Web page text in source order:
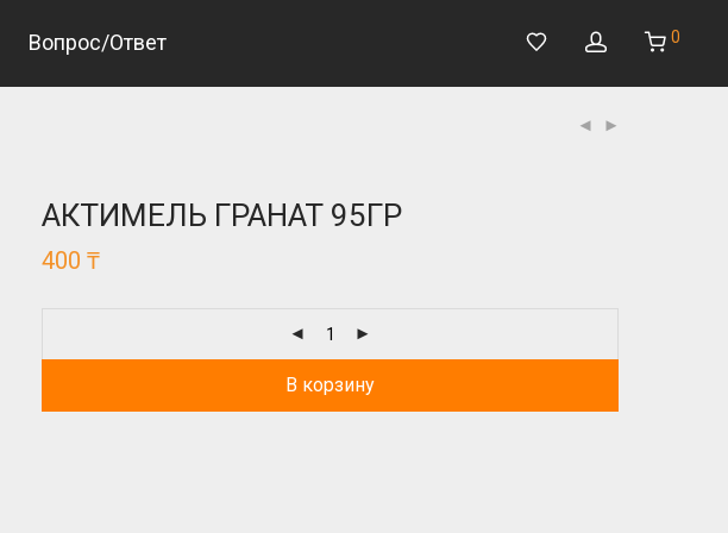
Вопрос/Ответ 0
АКТИМЕЛЬ ГРАНАТ 95ГР
400 ₸
В корзину